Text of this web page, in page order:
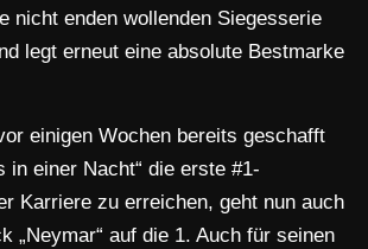
nicht enden wollenden Siegesserie
legt erneut eine absolute Bestmarke
einigen Wochen bereits geschafft
in einer Nacht“ die erste #1-
Karriere zu erreichen, geht nun auch
„Neymar“ auf die 1. Auch für seinen